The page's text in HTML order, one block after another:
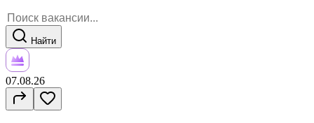
Найти
07.08.26